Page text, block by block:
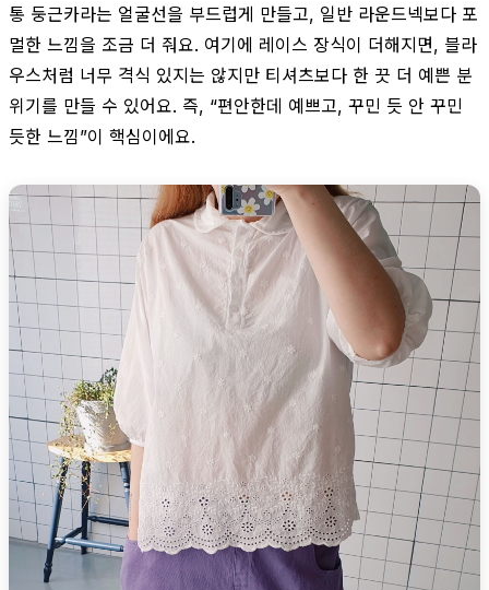
통 둥근카라는 얼굴선을 부드럽게 만들고, 일반 라운드넥보다 포
멀한 느낌을 조금 더 줘요. 여기에 레이스 장식이 더해지면, 블라
우스처럼 너무 격식 있지는 않지만 티셔츠보다 한 끗 더 예쁜 분
위기를 만들 수 있어요. 즉, “편안한데 예쁘고, 꾸민 듯 안 꾸민
듯한 느낌”이 핵심이에요.